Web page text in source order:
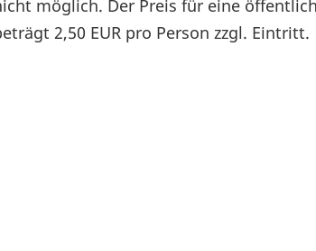
möglich. Der Preis für eine
2,50 EUR pro Person zzgl. Eintritt.